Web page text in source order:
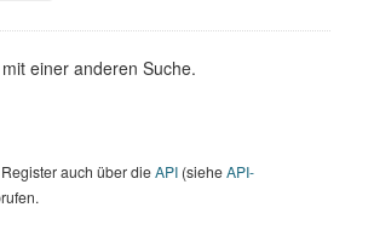
einer anderen Suche.
auch über dieAPI (sieheAPI-